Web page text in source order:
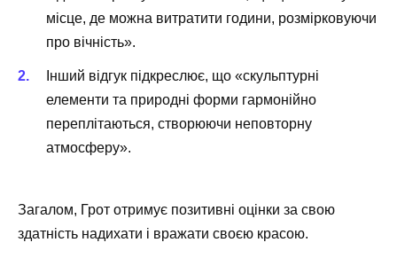
місце, де можна витратити години, розмірковуючи
про вічність».
Інший відгук підкреслює, що «скульптурні
елементи та природні форми гармонійно
переплітаються, створюючи неповторну
атмосферу».
Загалом, Грот отримує позитивні оцінки за свою
здатність надихати і вражати своєю красою.